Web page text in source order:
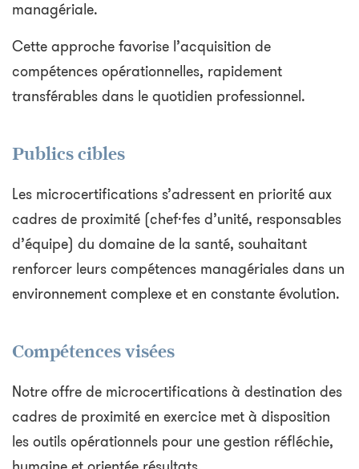
managériale.
Cette approche favorise l’acquisition de
compétences opérationnelles, rapidement
transférables dans le quotidien professionnel.
Publics cibles
Les microcertifications s’adressent en priorité aux
cadres de proximité (chef·fes d’unité, responsables
d’équipe) du domaine de la santé, souhaitant
renforcer leurs compétences managériales dans un
environnement complexe et en constante évolution.
Compétences visées
Notre offre de microcertifications à destination des
cadres de proximité en exercice met à disposition
les outils opérationnels pour une gestion réfléchie,